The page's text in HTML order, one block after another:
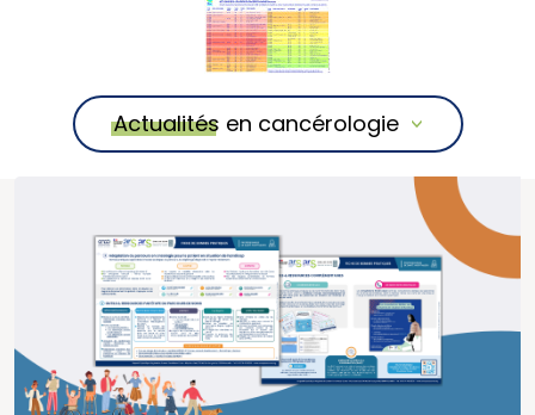
Actualités en cancérologie